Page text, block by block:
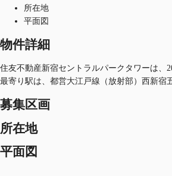
所在地
平面図
物件詳細
住友不動産新宿セントラルパークタワーは、
最寄り駅は、都営大江戸線（放射部）西新宿
募集区画
所在地
平面図